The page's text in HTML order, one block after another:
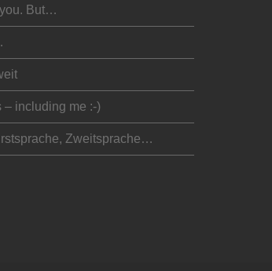
But…
– including me :-)
Zweitsprache…